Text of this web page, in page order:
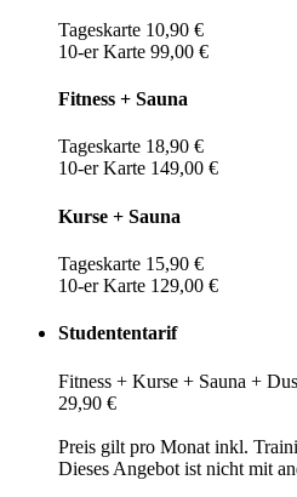
Tageskarte 10,90 €
10-er Karte 99,00 €
Fitness + Sauna
Tageskarte 18,90 €
10-er Karte 149,00 €
Kurse + Sauna
Tageskarte 15,90 €
10-er Karte 129,00 €
Studententarif
Fitness + Kurse + Sauna +
29,90 €
Preis gilt pro Monat inkl.
Dieses Angebot ist nicht mit